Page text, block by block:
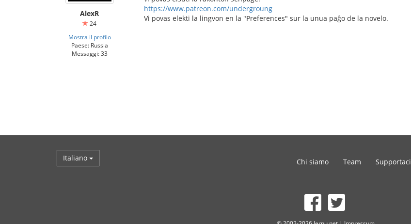
AlexR
24
Mostra il profilo
Paese: Russia
Messaggi: 33
https://www.patreon.com/undergroung
Vi povas elekti la lingvon en la "Preferences" sur la unua paĝo de la novelo.
Italiano Chi siamo Team Supportaci